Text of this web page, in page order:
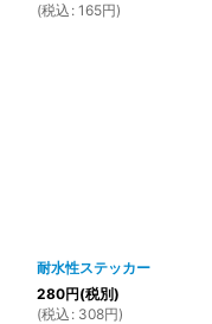
(税込 : 165円)
耐水性ステッカー
280円(税別)
(税込 : 308円)